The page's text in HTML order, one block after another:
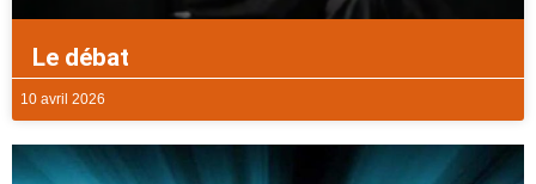
Le débat
10 avril 2026